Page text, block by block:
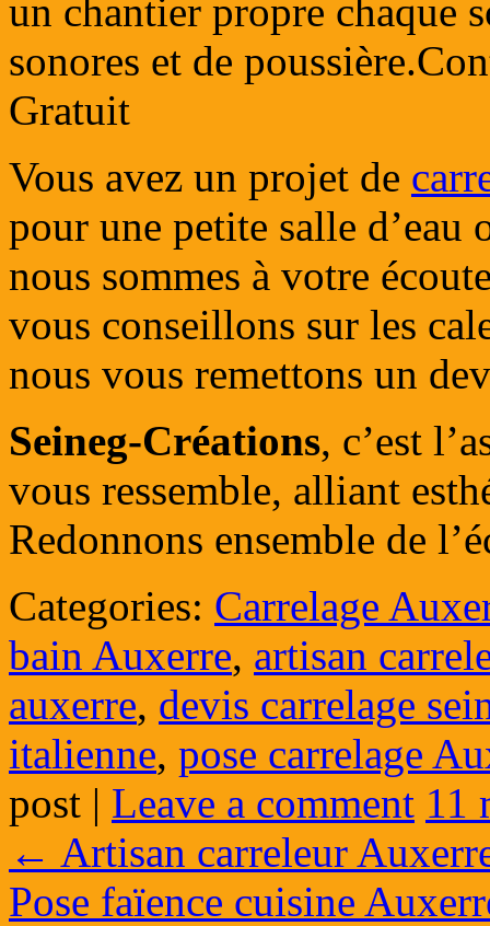
un chantier propre chaque
sonores et de
Gratuit
Vous avez un projet de
pour une petite salle d’eau
nous sommes à votre
vous conseillons sur les
nous vous remettons un
Seineg-Créations, c’est
vous ressemble, alliant
Redonnons ensemble de
Categories: Carrelage
bain Auxerre, artisan
auxerre, devis carrelage
italienne, pose carrelage
post | Leave a comment 11
← Artisan carreleur
Pose faïence cuisine